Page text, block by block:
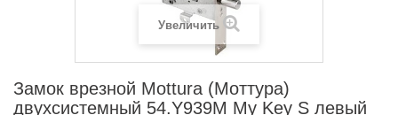
Увеличить
Замок врезной Mottura (Моттура)
двухсистемный 54.Y939M My Key S левый